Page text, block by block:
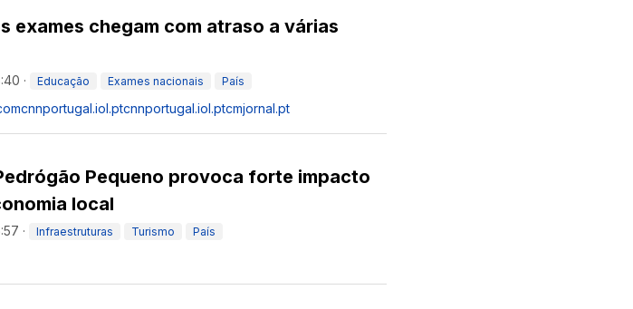
exames chegam com atraso a várias
· Educação Exames nacionais País
cnnportugal.iol.ptcnnportugal.iol.ptcmjornal.pt
Pequeno provoca forte impacto
local
· Infraestruturas Turismo País